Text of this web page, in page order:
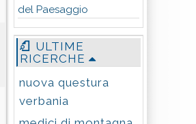
del Paesaggio
ULTIME
RICERCHE
nuova questura
verbania